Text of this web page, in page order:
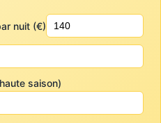
nuit (€)
saison)